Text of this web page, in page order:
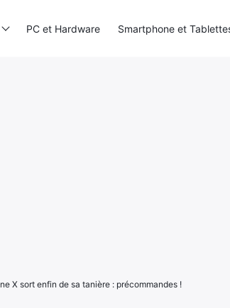
X sort enfin de sa tanière : précommandes !
PC et Hardware Smartphone et